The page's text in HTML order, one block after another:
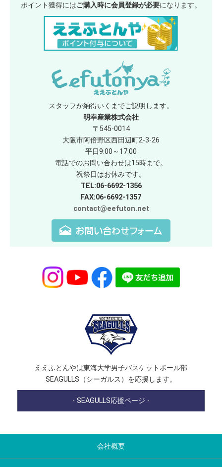
ポイント獲得にはご購入時に会員登録が必要になります。
スタッフが納得いくまでご説明します。
明幸産業株式会社
〒545-0014
大阪市阿倍野区西田辺町2-3-26
平日9:00～17:00
電話でのお問い合わせは15時まで。
祝祭日はお休みです。
TEL:06-6692-1356
FAX:06-6692-1357
contact@eefuton.net
ええふとんやは東海大学男子バスケットボール部
SEAGULLS（シーガルス）を応援します。
- SEAGULLS応援ページ -
会社概要